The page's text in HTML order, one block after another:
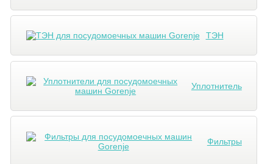
ТЭН
Уплотнитель
Фильтры